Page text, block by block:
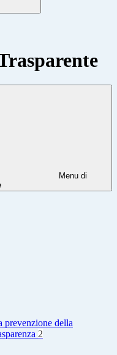
Menu di
prevenzione della
2